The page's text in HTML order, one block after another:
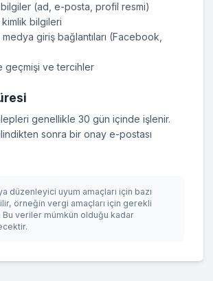
(ad, e-posta, profil resmi)
bilgileri
giriş bağlantıları (Facebook,
geçmişi ve tercihler
genellikle 30 gün içinde işlenir.
sonra bir onay e-postası
düzenleyici uyum amaçları için bazı
örneğin vergi amaçları için gerekli
Bu veriler mümkün olduğu kadar